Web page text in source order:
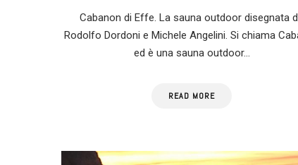
Cabanon di Effe. La sauna outdoor disegnata
Rodolfo Dordoni e Michele Angelini. Si chiama
ed è una sauna outdoor…
READ MORE